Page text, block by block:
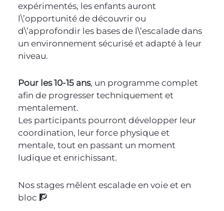
expérimentés, les enfants auront
l\’opportunité de découvrir ou
d\’approfondir les bases de l\’escalade dans
un environnement sécurisé et adapté à leur
niveau.
Pour les 10-15 ans, un programme complet
afin de progresser techniquement et
mentalement.
Les participants pourront développer leur
coordination, leur force physique et
mentale, tout en passant un moment
ludique et enrichissant.
Nos stages mêlent escalade en voie et en
bloc 🧗